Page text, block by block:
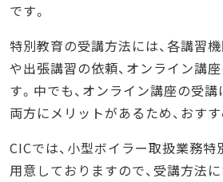
です。
特別教育の受講方法には、各講習
や出張講習の依頼、オンライン講
す。中でも、オンライン講座の受
両方にメリットがあるため、おす
CICでは、小型ボイラー取扱業務
用意しておりますので、受講方法